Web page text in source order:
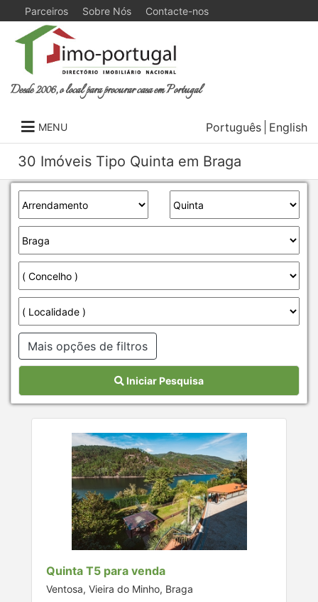
Parceiros Sobre Nós Contacte-nos
Desde 2006, o local para procurar casa em Portugal
MENU Português English
30 Imóveis Tipo Quinta em Braga
Mais opções de filtros
Iniciar Pesquisa
Quinta T5 para venda
Ventosa, Vieira do Minho, Braga